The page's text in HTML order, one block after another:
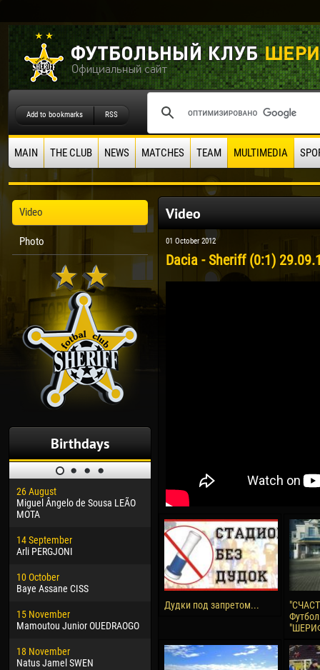
Add to bookmarks RSS
MAIN THE CLUB NEWS MATCHES TEAM MULTIMEDIA
Video
Photo
Birthdays
26 August
Miguel Ângelo de Sousa LEÃO
MOTA
14 September
Arli PERGJONI
10 October
Baye Assane CISS
15 November
Mamoutou Junior OUEDRAOGO
18 November
Natus Jamel SWEN
30 January
Dhoraso Moreo KLAS
24 February
Vladislav COSTIN
02 March
Veaceslav COZMA
09 March
Emmanuel AFETSE
Jayder Moreno ASPRILLA
04
13
24
15
Video
01 October 2012
Dacia - Sheriff (0:1)
Дудки под запретом...